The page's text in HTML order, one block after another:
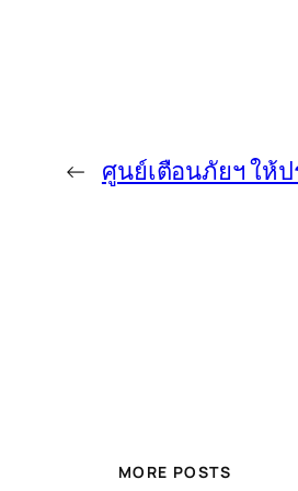
← ศูนย์เตือนภัยฯ ให้
MORE POSTS